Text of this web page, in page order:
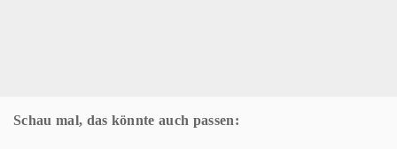
Schau mal, das könnte auch passen: